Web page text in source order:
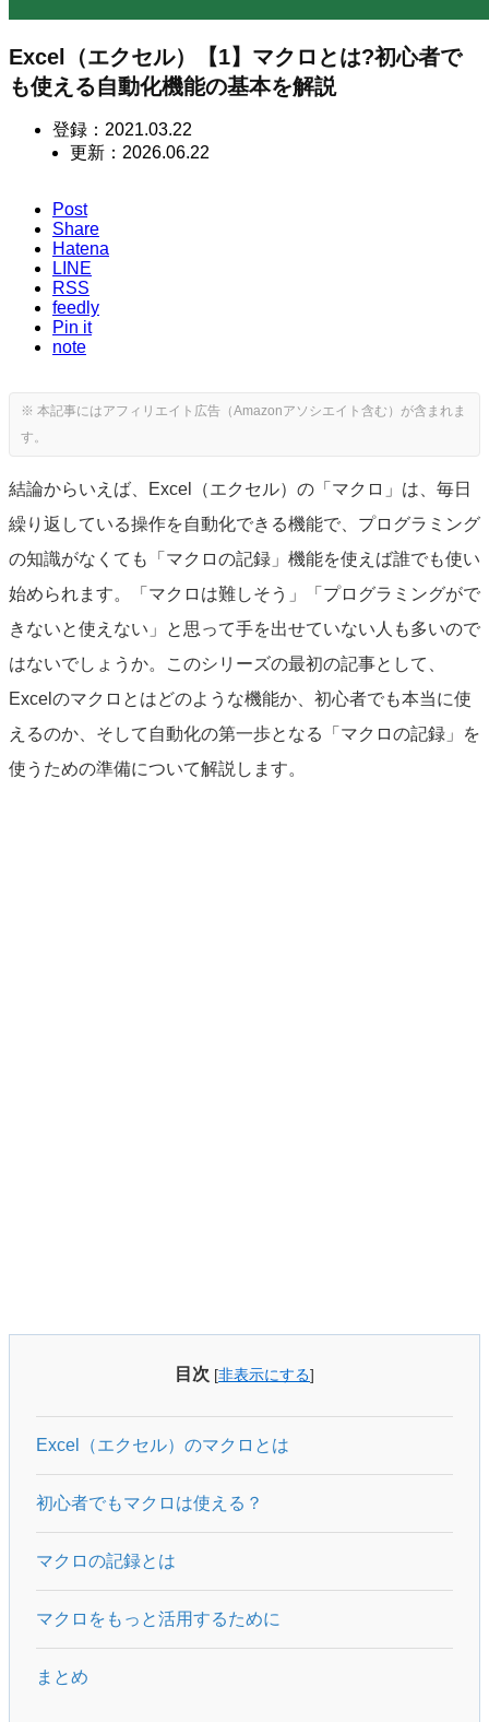
Excel（エクセル）【1】マクロとは?初心者で
も使える自動化機能の基本を解説
登録： 2021.03.22
更新： 2026.06.22
Post
Share
Hatena
LINE
RSS
feedly
Pin it
note
結論からいえば、Excel（エクセル）の「マクロ」は、毎日
繰り返している操作を自動化できる機能で、プログラミング
の知識がなくても「マクロの記録」機能を使えば誰でも使い
始められます。「マクロは難しそう」「プログラミングがで
きないと使えない」と思って手を出せていない人も多いので
はないでしょうか。このシリーズの最初の記事として、
Excelのマクロとはどのような機能か、初心者でも本当に使
えるのか、そして自動化の第一歩となる「マクロの記録」を
使うための準備について解説します。
目次 [非表示にする]
Excel（エクセル）のマクロとは
初心者でもマクロは使える？
マクロの記録とは
マクロをもっと活用するために
まとめ